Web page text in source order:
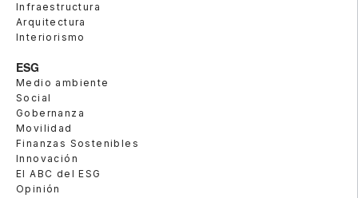
Infraestructura
Arquitectura
Interiorismo
ESG
Medio ambiente
Social
Gobernanza
Movilidad
Finanzas Sostenibles
Innovación
El ABC del ESG
Opinión